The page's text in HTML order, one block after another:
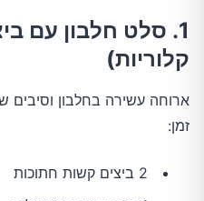
קלוריות)
ארוחה עשירה בחלבון
זמן:
2 ביצים קשות חתוכות